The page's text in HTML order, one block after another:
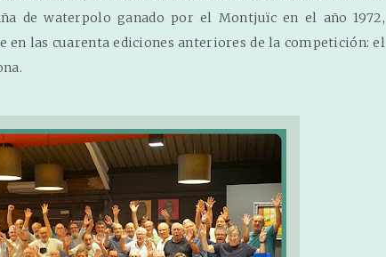
de waterpolo ganado por el Montjuïc en el año 1972,
en las cuarenta ediciones anteriores de la competición: el